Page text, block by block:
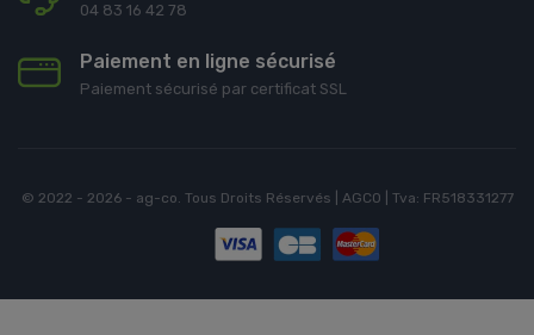
04 83 16 42 78
Paiement en ligne sécurisé
Paiement sécurisé par certificat SSL
© 2022 - 2026 - ag-co. Tous Droits Réservés | AGCO | Tva: FR518331277